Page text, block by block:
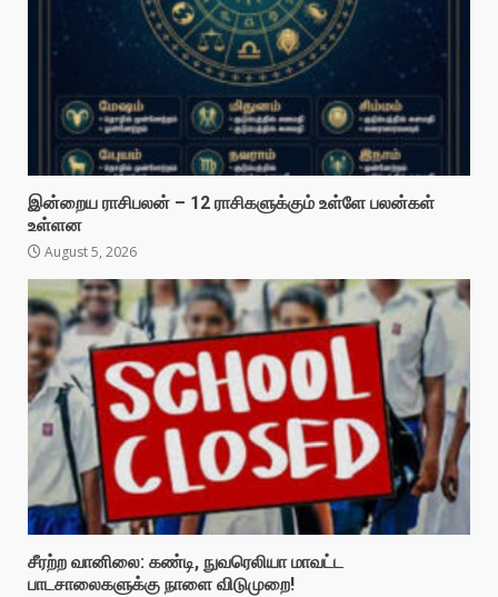
இன்றைய ராசிபலன் – 12 ராசிகளுக்கும் உள்ளே பலன்கள்
உள்ளன
August 5, 2026
சீரற்ற வானிலை: கண்டி, நுவரெலியா மாவட்ட
பாடசாலைகளுக்கு நாளை விடுமுறை!